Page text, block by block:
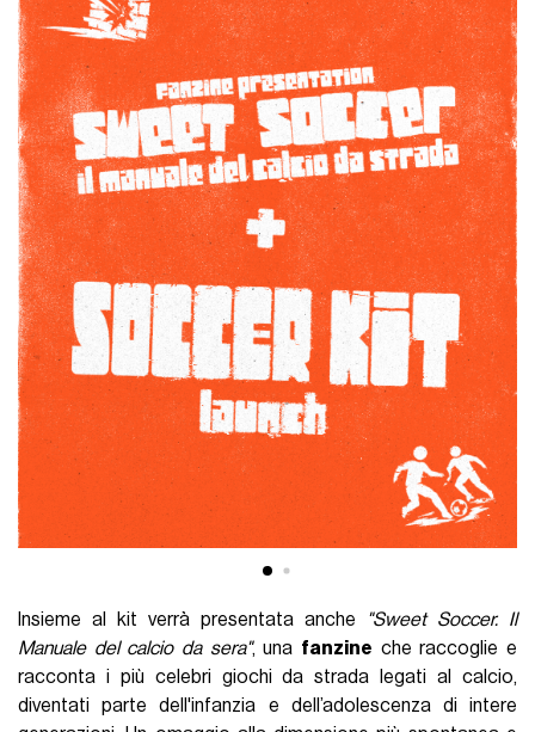
Insieme al kit verrà presentata anche
"Sweet Soccer. Il
Manuale del calcio da sera", una fanzine che raccoglie e
racconta i più celebri giochi da strada legati al calcio,
diventati parte dell'infanzia e dell’adolescenza di intere